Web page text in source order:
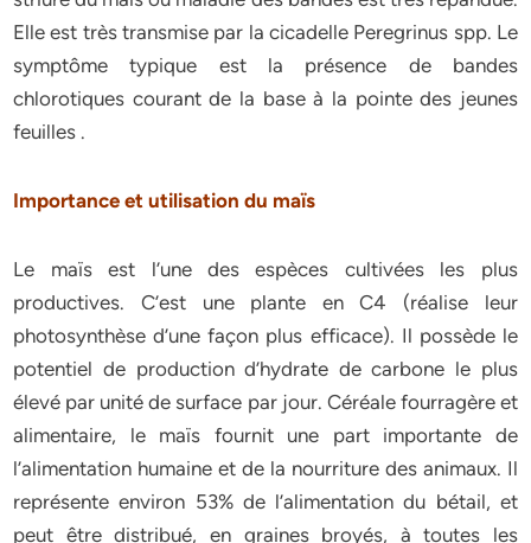
Elle est très transmise par la cicadelle Peregrinus spp. Le
symptôme typique est la présence de bandes
chlorotiques courant de la base à la pointe des jeunes
feuilles .
Importance et utilisation du maïs
Le maïs est l’une des espèces cultivées les plus
productives. C’est une plante en C4 (réalise leur
photosynthèse d’une façon plus efficace). Il possède le
potentiel de production d’hydrate de carbone le plus
élevé par unité de surface par jour. Céréale fourragère et
alimentaire, le maïs fournit une part importante de
l’alimentation humaine et de la nourriture des animaux. Il
représente environ 53% de l’alimentation du bétail, et
peut être distribué, en graines broyés, à toutes les